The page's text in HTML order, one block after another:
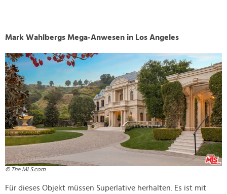
Mark Wahlbergs Mega-Anwesen in Los Angeles
© The MLS.com
Für dieses Objekt müssen Superlative herhalten. Es ist mit